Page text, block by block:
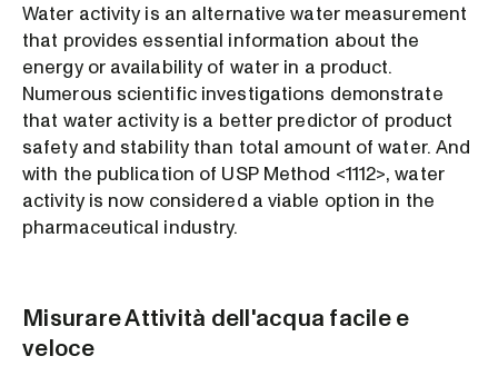
Water activity is an alternative water measurement
that provides essential information about the
energy or availability of water in a product.
Numerous scientific investigations demonstrate
that water activity is a better predictor of product
safety and stability than total amount of water. And
with the publication of USP Method <1112>, water
activity is now considered a viable option in the
pharmaceutical industry.
Misurare Attività dell'acqua facile e
veloce